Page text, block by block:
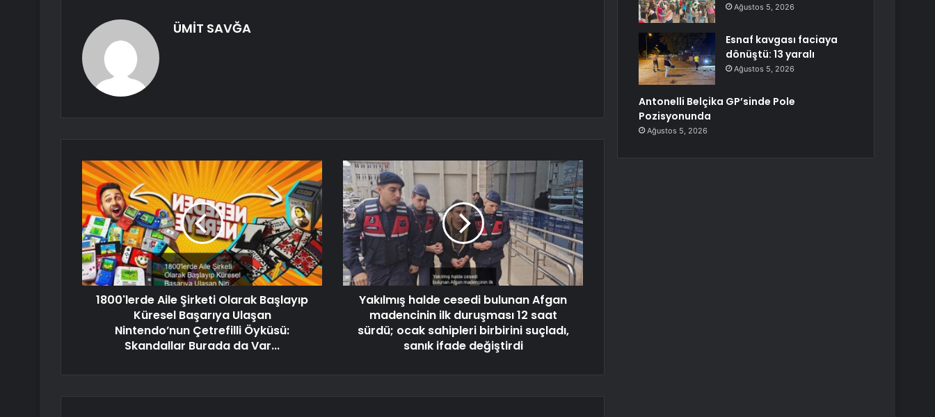
ÜMİT SAVĞA
1800'lerde Aile Şirketi Olarak Başlayıp
Küresel Başarıya Ulaşan
Nintendo’nun Çetrefilli Öyküsü:
Skandallar Burada da Var...
Yakılmış halde cesedi bulunan Afgan
madencinin ilk duruşması 12 saat
sürdü; ocak sahipleri birbirini suçladı,
sanık ifade değiştirdi
Ağustos 5, 2026
Esnaf kavgası faciaya
dönüştü: 13 yaralı
Ağustos 5, 2026
Antonelli Belçika GP’sinde Pole
Pozisyonunda
Ağustos 5, 2026